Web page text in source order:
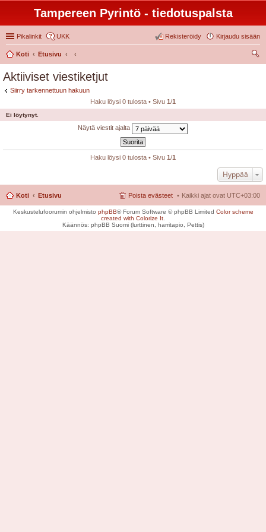
Tampereen Pyrintö - tiedotuspalsta
Pikalinkit UKK Kirjaudu sisään
Rekisteröidy
Koti
Etusivu
Aktiiviset viestiketjut
Siirry tarkennettuun hakuun
Haku löysi 0 tulosta • Sivu 1/1
Ei löytynyt.
Näytä viestit ajalta
Haku löysi 0 tulosta • Sivu 1/1
Hyppää
Koti Etusivu Kaikki ajat ovat UTC+03:00
Poista evästeet
Keskustelufoorumin ohjelmisto phpBB® Forum Software © phpBB Limited Color scheme
created with Colorize It
Käännös: phpBB Suomi (lurttinen, harritapio, Pettis)